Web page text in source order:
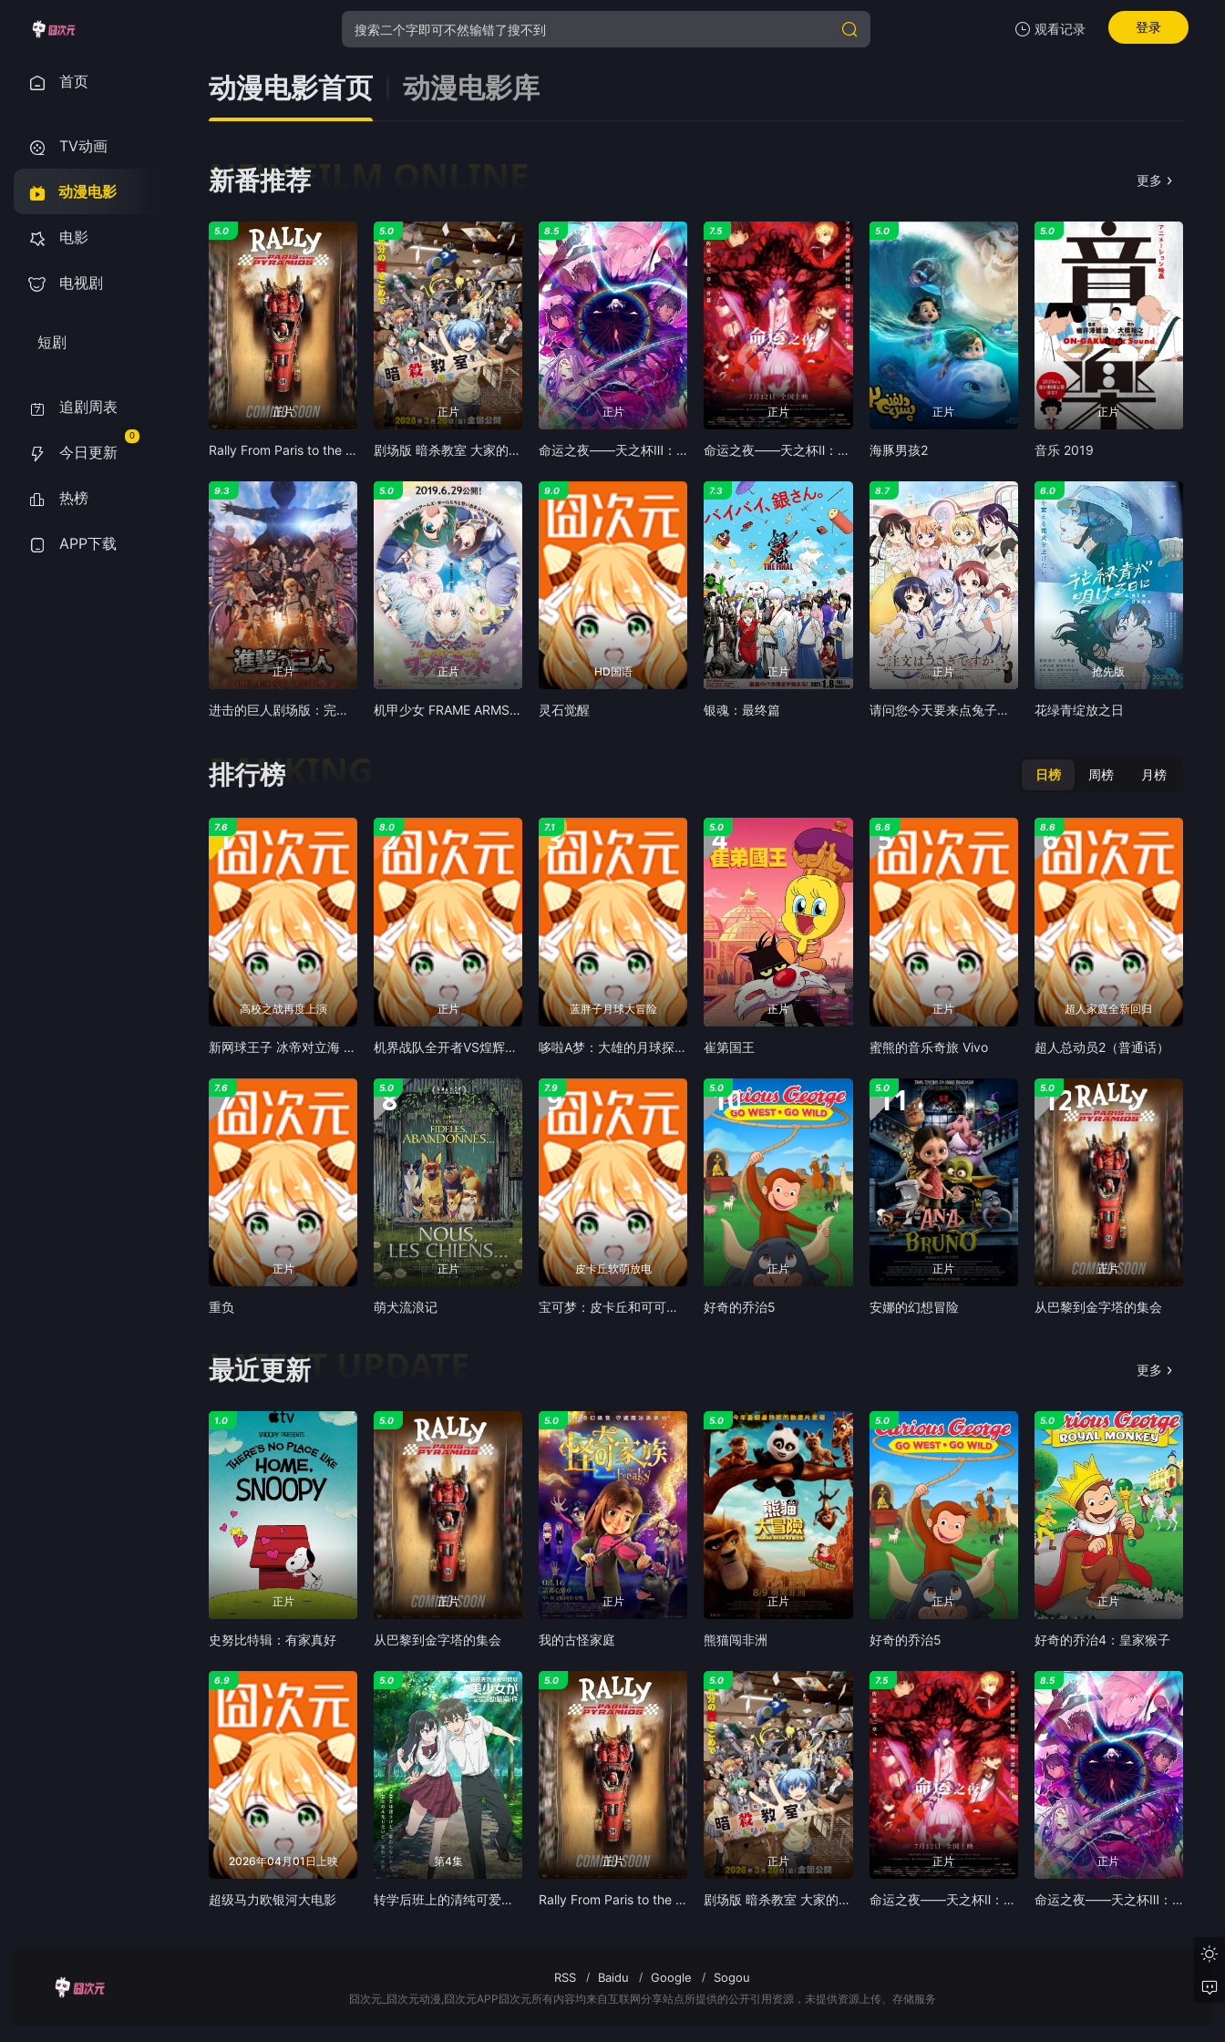
观看记录
暂无观看影片的记录
登录
首页
TV动画
动漫电影
电影
电视剧
短剧
追剧周表
今日更新
0
热榜
APP下载
动漫电影首页 动漫电影库
新番推荐
NEW FILM ONLINE 更多
正片
5.0
Rally From Paris to the Pyramids
正片
5.0
剧场版 暗杀教室 大家的时间 劇場版 暗殺教室
正片
8.5
命运之夜——天之杯Ⅲ：春之歌 劇場版
正片
7.5
命运之夜——天之杯Ⅱ：迷失之蝶 劇場版
正片
5.0
海豚男孩2
正片
5.0
音乐 2019
正片
9.3
进击的巨人剧场版：完结篇·最后的进击
正片
5.0
机甲少女 FRAME ARMS GIRL～高高兴兴的幻境
HD国语
9.0
灵石觉醒
正片
7.3
银魂：最终篇
正片
8.7
请问您今天要来点兔子吗 Sing for You
抢先版
6.0
花绿青绽放之日
排行榜
RANKING 日榜 周榜 月榜
1
高校之战再度上演
7.6
新网球王子 冰帝对立海 未来之战 后篇
2
正片
8.0
机界战队全开者VS煌辉者VS前辈者
3
蓝胖子月球大冒险
7.1
哆啦A梦：大雄的月球探险记（普通话）
4
正片
5.0
崔第国王
5
正片
6.6
蜜熊的音乐奇旅 Vivo
6
超人家庭全新回归
8.6
超人总动员2（普通话）
7
正片
7.6
重负
8
正片
5.0
萌犬流浪记
9
皮卡丘软萌放电
7.9
宝可梦：皮卡丘和可可的冒险（普通话）
10
正片
5.0
好奇的乔治5
11
正片
5.0
安娜的幻想冒险
12
正片
5.0
从巴黎到金字塔的集会
最近更新
LATEST UPDATE 更多
正片
1.0
史努比特辑：有家真好
正片
5.0
从巴黎到金字塔的集会
正片
5.0
我的古怪家庭
正片
5.0
熊猫闯非洲
正片
5.0
好奇的乔治5
正片
5.0
好奇的乔治4：皇家猴子
2026年04月01日上映
6.9
超级马力欧银河大电影
第4集
5.0
转学后班上的清纯可爱美少女竟是小时候玩在一起的哥儿们
正片
5.0
Rally From Paris to the Pyramids
正片
5.0
剧场版 暗杀教室 大家的时间 劇場版 暗殺教室
正片
7.5
命运之夜——天之杯Ⅱ：迷失之蝶 劇場版
正片
8.5
命运之夜——天之杯Ⅲ：春之歌 劇場版
RSS Baidu Google Sogou
囧次元_囧次元动漫,囧次元APP囧次元所有内容均来自互联网分享站点所提供的公开引用资源，未提供资源上传、存储服务